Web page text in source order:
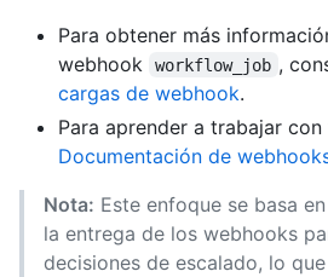
Para obtener más
webhook
workflow_job ,
cargas de webhook.
Para aprender a trabajar
Documentación de
Nota: Este enfoque se basa
la entrega de los webhooks
decisiones de escalado, lo